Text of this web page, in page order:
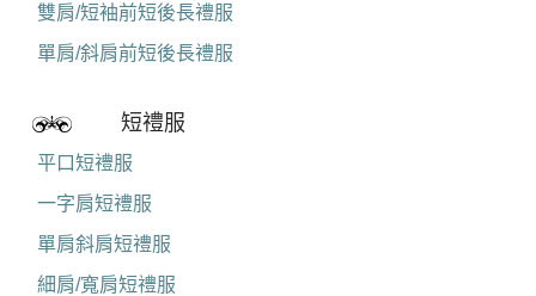
雙肩/短袖前短後長禮服
單肩/斜肩前短後長禮服
短禮服
平口短禮服
一字肩短禮服
單肩斜肩短禮服
細肩/寬肩短禮服